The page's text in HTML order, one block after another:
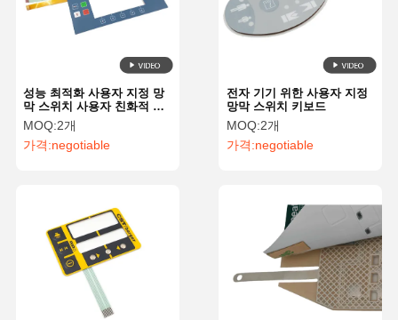
성능 최적화 사용자 지정 망
막 스위치 사용자 친화적 인
인터페이스 솔루션
MOQ:2개
가격:negotiable
전자 기기 위한 사용자 지정
망막 스위치 키보드
MOQ:2개
가격:negotiable